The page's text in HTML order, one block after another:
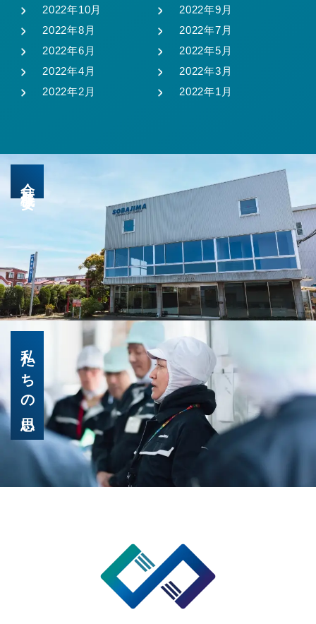
2022年10月
2022年9月
2022年8月
2022年7月
2022年6月
2022年5月
2022年4月
2022年3月
2022年2月
2022年1月
会社概要
私たちの思い